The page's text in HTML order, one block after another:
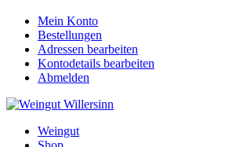
Mein Konto
Bestellungen
Adressen bearbeiten
Kontodetails bearbeiten
Abmelden
Weingut